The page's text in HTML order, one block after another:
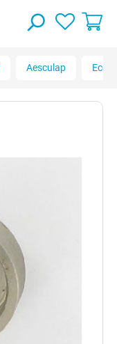
Aesculap